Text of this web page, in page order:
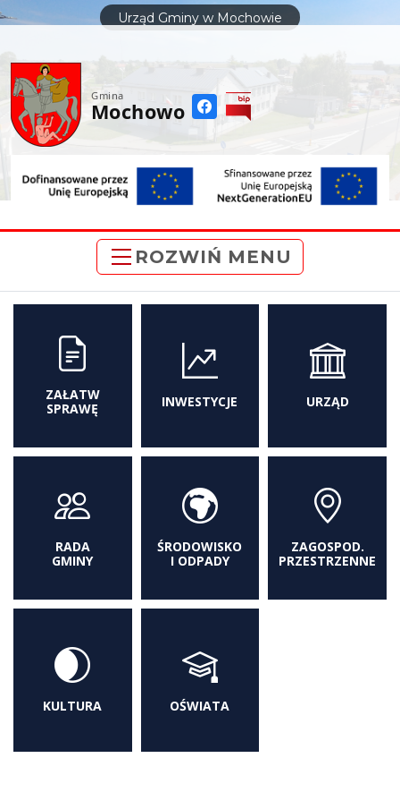
treści
Urząd Gminy w Mochowie
Gmina
Mochowo
ROZWIŃ MENU
ZAŁATW
SPRAWĘ
INWESTYCJE URZĄD
RADA
GMINY
ŚRODOWISKO
I ODPADY
ZAGOSPOD.
PRZESTRZENNE
KULTURA OŚWIATA